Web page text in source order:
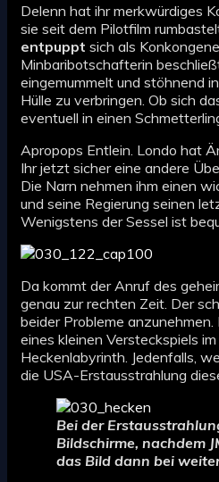
Delenn hat ihr merkwürdiges
sie seit dem Pilotfilm
entpuppt sich als
Minbaribotschafterin
eingemummelt und stöhnend
Hülle zu verbringen. Ob sich
eventuell in einen
Apropops Entlein. Londo hat
Ihr jetzt sicher eine andere
Die Narn nehmen ihm einen
und seine Regierung seinen
Wenigstens der Sessel ist
Da kommt der Anruf des
genau zur rechten Zeit. Der
beider Probleme
eines kleinen Versteckspiels
Heckenlabyrinth. Jedenfalls,
die USA-Erstausstrahlung
Bei der
Bildschirme, nachdem
das Bild dann bei